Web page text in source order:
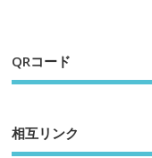
QRコード
相互リンク